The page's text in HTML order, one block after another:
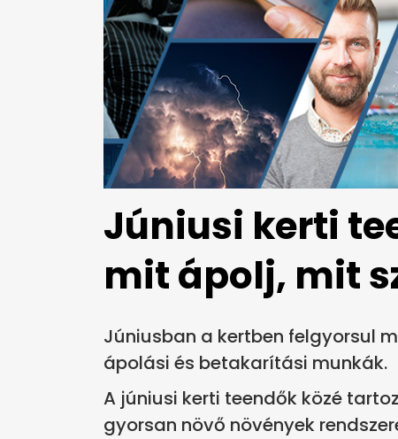
Júniusi kerti
mit ápolj, mit
Júniusban a kertben felgyorsul
ápolási és betakarítási munkák.
A júniusi kerti teendők közé
gyorsan növő növények